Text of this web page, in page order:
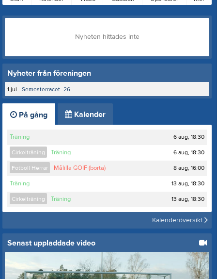
Nyheten hittades inte
Nyheter från föreningen
1 jul Semesterracet -26
På gång Kalender
Träning 6 aug, 18:30
Cirkelträning Träning 6 aug, 18:30
Fotboll Herrar Målilla GOIF (borta) 8 aug, 16:00
Träning 13 aug, 18:30
Cirkelträning Träning 13 aug, 18:30
Kalenderöversikt
Senast uppladdade video